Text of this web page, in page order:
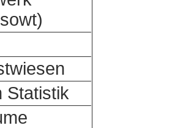
Statistik